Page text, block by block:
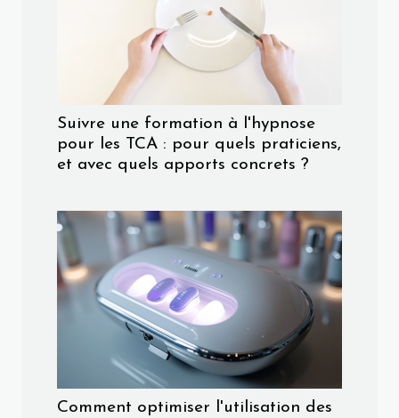
Suivre une formation à l'hypnose
pour les TCA : pour quels praticiens,
et avec quels apports concrets ?
Comment optimiser l'utilisation des